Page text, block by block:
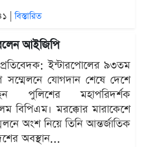
|বিস্তারিত
আইজিপি
ইন্টারপোলের ৯৩তম
সম্মেলনে যোগদান শেষে দেশে
পুলিশের মহাপরিদর্শক
বিপিএম। মরক্কোর মারাকেশে
অংশ নিয়ে তিনি আন্তর্জাতিক
অবস্থান...